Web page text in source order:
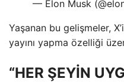
— Elon Musk
Yaşanan bu gelişmeler,
yayını yapma özelliği
“HER ŞEYİN